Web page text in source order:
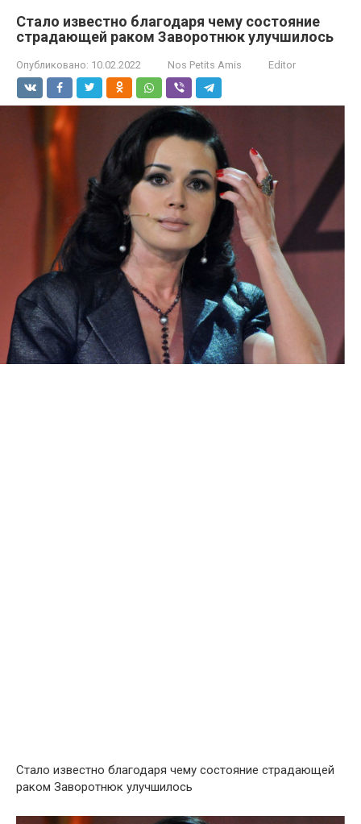
Стало известно благодаря чему состояние
страдающей раком Заворотнюк улучшилось
Опубликовано: 10.02.2022 Nos Petits Amis Editor
Стало известно благодаря чему состояние страдающей
раком Заворотнюк улучшилось